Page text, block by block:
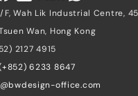
F, Wah Lik Industrial Centre,
Wan, Hong Kong
2127 4915
6233 8647
office.com